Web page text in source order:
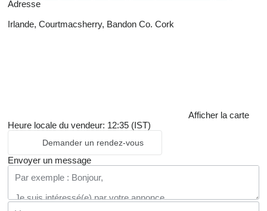
Adresse
Irlande, Courtmacsherry, Bandon Co. Cork
Afficher la carte
Heure locale du vendeur: 12:35 (IST)
Demander un rendez-vous
Envoyer un message